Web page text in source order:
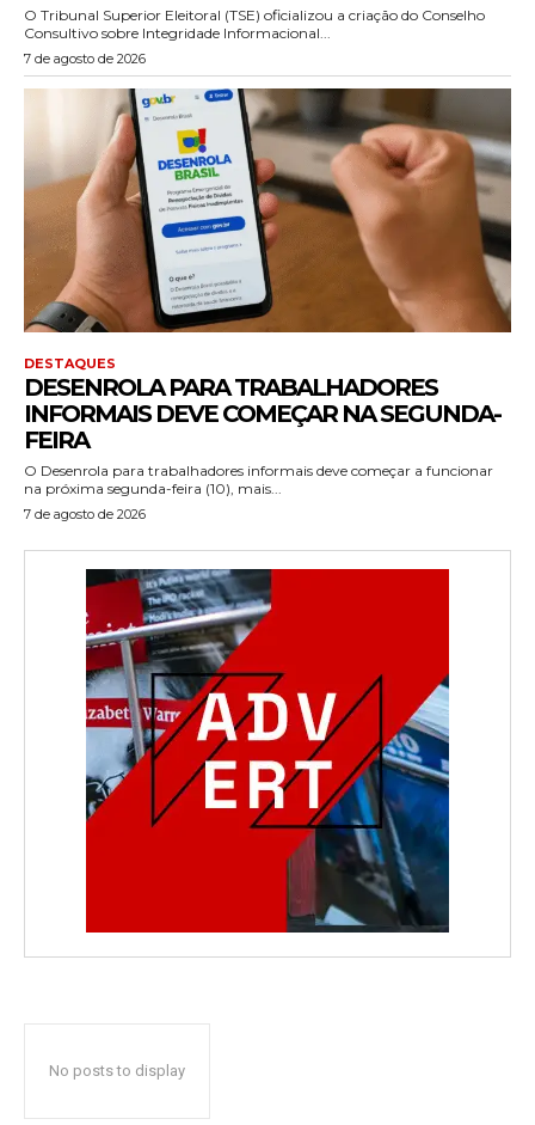
O Tribunal Superior Eleitoral (TSE) oficializou a criação do Conselho
Consultivo sobre Integridade Informacional...
7 de agosto de 2026
DESTAQUES
DESENROLA PARA TRABALHADORES
INFORMAIS DEVE COMEÇAR NA SEGUNDA-
FEIRA
O Desenrola para trabalhadores informais deve começar a funcionar
na próxima segunda-feira (10), mais...
7 de agosto de 2026
No posts to display